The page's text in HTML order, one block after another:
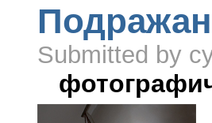
Submitted by